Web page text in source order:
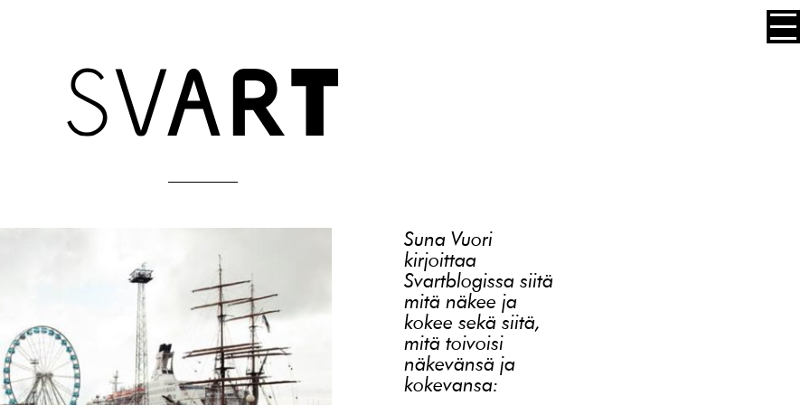
Suna Vuori
kirjoittaa
Svartblogissa siitä
mitä näkee ja
kokee sekä siitä,
mitä toivoisi
näkevänsä ja
kokevansa: